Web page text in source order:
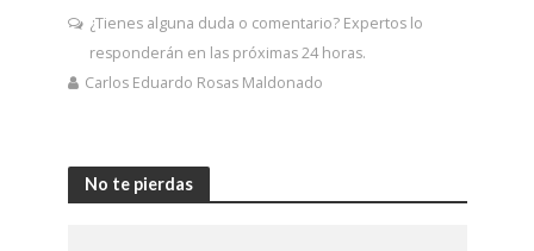
¿Tienes alguna duda o comentario? Expertos lo
responderán en las próximas 24 horas.
Carlos Eduardo Rosas Maldonado
No te pierdas